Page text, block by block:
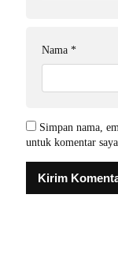
Nama *
Simpan nama,
untuk komentar